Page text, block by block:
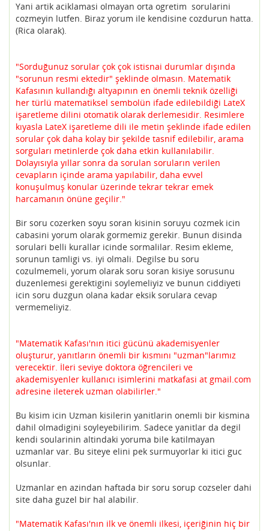
Yani artik aciklamasi olmayan orta ogretim sorularini
cozmeyin lutfen. Biraz yorum ile kendisine cozdurun hatta.
(Rica olarak).
"Sorduğunuz sorular çok çok istisnai durumlar dışında
"sorunun resmi ektedir" şeklinde olmasın. Matematik
Kafasının kullandığı altyapının en önemli teknik özelliği
her türlü matematiksel sembolün ifade edilebildiği LateX
işaretleme dilini otomatik olarak derlemesidir. Resimlere
kıyasla LateX işaretleme dili ile metin şeklinde ifade edilen
sorular çok daha kolay bir şekilde tasnif edilebilir, arama
sorguları metinlerde çok daha etkin kullanılabilir.
Dolayısıyla yıllar sonra da sorulan soruların verilen
cevapların içinde arama yapılabilir, daha evvel
konuşulmuş konular üzerinde tekrar tekrar emek
harcamanın önüne geçilir."
Bir soru cozerken soyu soran kisinin soruyu cozmek icin
cabasini yorum olarak gormemiz gerekir. Bunun disinda
sorulari belli kurallar icinde sormalilar. Resim ekleme,
sorunun tamligi vs. iyi olmali. Degilse bu soru
cozulmemeli, yorum olarak soru soran kisiye sorusunu
duzenlemesi gerektigini soylemeliyiz ve bunun ciddiyeti
icin soru duzgun olana kadar eksik sorulara cevap
vermemeliyiz.
"Matematik Kafası'nın itici gücünü akademisyenler
oluşturur, yanıtların önemli bir kısmını "uzman"larımız
verecektir. İleri seviye doktora öğrencileri ve
akademisyenler kullanıcı isimlerini matkafasi at gmail.com
adresine ileterek uzman olabilirler."
Bu kisim icin Uzman kisilerin yanitlarin onemli bir kismina
dahil olmadigini soyleyebilirim. Sadece yanitlar da degil
kendi soularinin altindaki yoruma bile katilmayan
uzmanlar var. Bu siteye elini pek surmuyorlar ki itici guc
olsunlar.
Uzmanlar en azindan haftada bir soru sorup cozseler dahi
site daha guzel bir hal alabilir.
"Matematik Kafası'nın ilk ve önemli ilkesi, içeriğinin hiç bir